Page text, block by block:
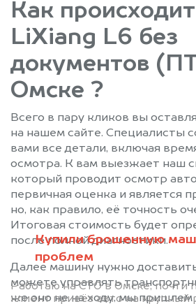
Купили брошенную
проблем
Работаю на СТО в Омске, почти
клиент привёз авто на крупный
Как
LiXiang L6 без
документов
Омске ?
Всего в пару кликов вы
на нашем сайте. Специалисты
вами все детали, включая
осмотра. К вам выезжает наш
который проводит осмотр
первичная оценка и является
но, как правило, её точность
Итоговая стоимость будет
после полной диагностики.
Далее машину нужно
можете управлять
же оно не на ходу, мы пришлем